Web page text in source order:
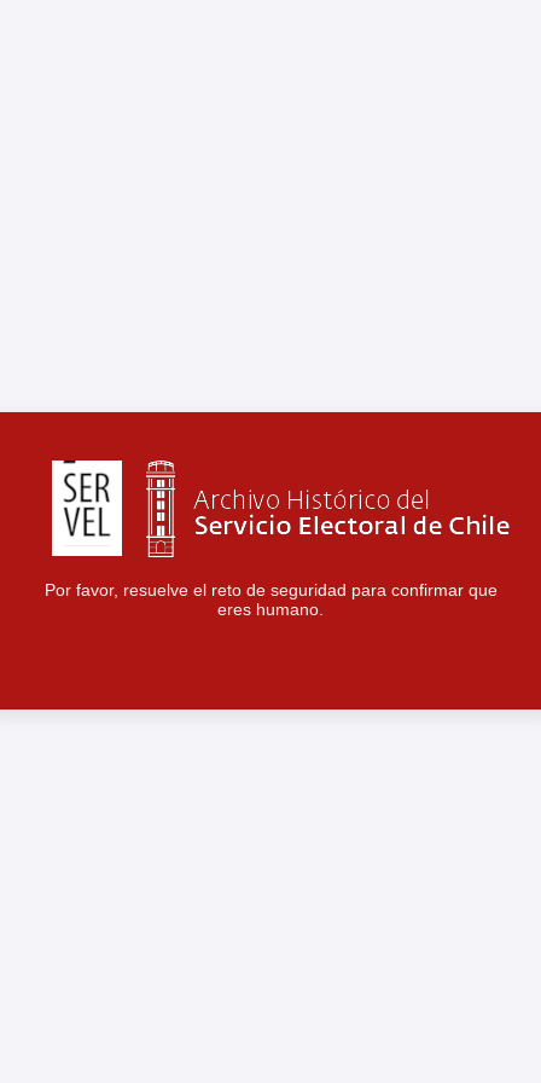
Por favor, resuelve el reto de seguridad para confirmar que
eres humano.